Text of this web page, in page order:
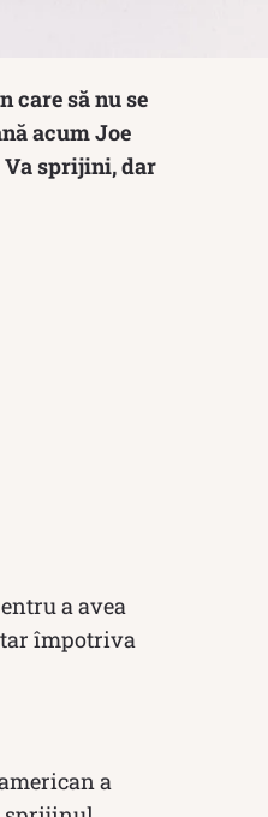
care să nu se
acum Joe
sprijini, dar
a avea
împotriva
a